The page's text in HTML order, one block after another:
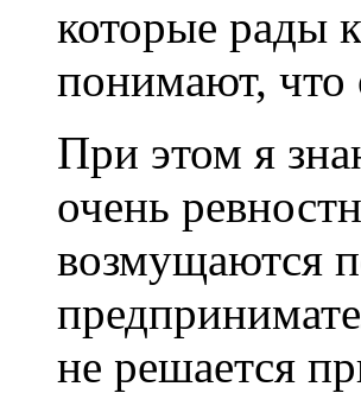
которые рады
понимают, что
При этом я
очень
возмущаются
не решается